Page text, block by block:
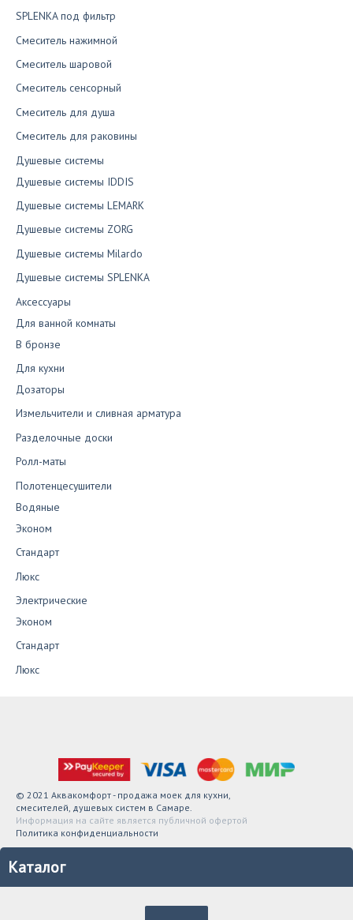
SPLENKA под фильтр
Смеситель нажимной
Смеситель шаровой
Смеситель сенсорный
Смеситель для душа
Смеситель для раковины
Душевые системы
Душевые системы IDDIS
Душевые системы LEMARK
Душевые системы ZORG
Душевые системы Milardo
Душевые системы SPLENKA
Аксессуары
Для ванной комнаты
В бронзе
Для кухни
Дозаторы
Измельчители и сливная арматура
Разделочные доски
Ролл-маты
Полотенцесушители
Водяные
Эконом
Стандарт
Люкс
Электрические
Эконом
Стандарт
Люкс
© 2021 Аквакомфорт - продажа моек для кухни,
смесителей, душевых систем в Самаре.
Информация на сайте является публичной офертой
Политика конфиденциальности
Каталог